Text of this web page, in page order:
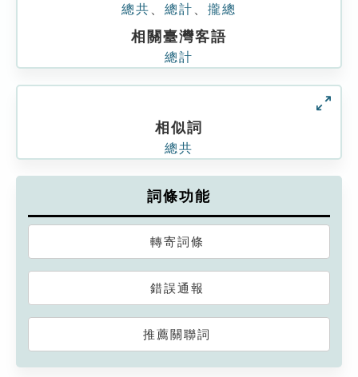
總共 總計 攏總
相關臺灣客語
總計
相似詞
總共
詞條功能
轉寄詞條
錯誤通報
推薦關聯詞